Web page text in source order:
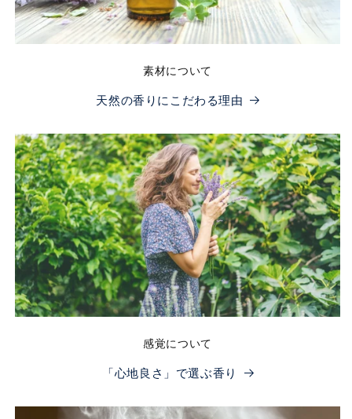
素材について
天然の香りにこだわる理由
感覚について
「心地良さ」で選ぶ香り